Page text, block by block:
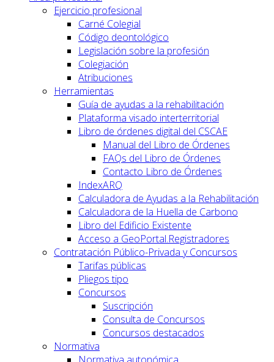
Ejercicio profesional
Carné Colegial
Código deontológico
Legislación sobre la profesión
Colegiación
Atribuciones
Herramientas
Guía de ayudas a la rehabilitación
Plataforma visado interterritorial
Libro de órdenes digital del CSCAE
Manual del Libro de Órdenes
FAQs del Libro de Órdenes
Contacto Libro de Órdenes
IndexARQ
Calculadora de Ayudas a la Rehabilitación
Calculadora de la Huella de Carbono
Libro del Edificio Existente
Acceso a GeoPortal.Registradores
Contratación Público-Privada y Concursos
Tarifas públicas
Pliegos tipo
Concursos
Suscripción
Consulta de Concursos
Concursos destacados
Normativa